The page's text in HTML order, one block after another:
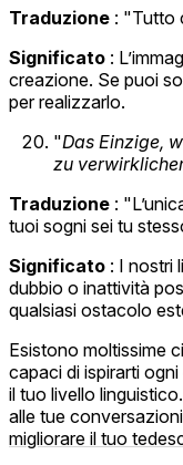
Traduzione : "Tutto
Significato :
creazione. Se puoi
per realizzarlo.
"Das Einzige,
zu
Traduzione :
tuoi sogni sei tu
Significato : I nostri
dubbio o inattività
qualsiasi ostacolo
Esistono moltissime
capaci di ispirarti
il tuo livello
alle tue conversazioni,
migliorare il tuo